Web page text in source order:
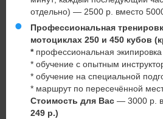
отдельно) — 2500 р. вместо
Профессиональная
мотоциклах 250 и 450 кубов
*профессиональная экипировка
* обучение с опытным
* обучение на специальной
* маршрут по пересечённой
Стоимость для Вас — 3000 р.
249 р.)